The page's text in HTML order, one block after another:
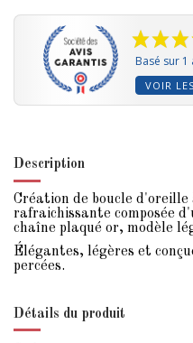
Basé sur 1
VOIR
Description
Création de boucle d'oreille
rafraichissante composée
chaîne plaqué or, modèle
Élégantes, légères et
percées.
Détails du produit